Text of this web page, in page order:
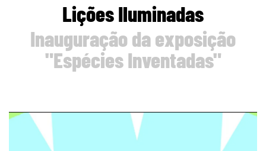
Lições Iluminadas
Inauguração da exposição
"Espécies Inventadas"
page